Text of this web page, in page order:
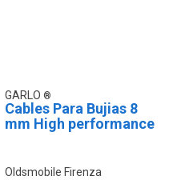
GARLO
Cables Para Bujias 8
mm High performance
Oldsmobile Firenza